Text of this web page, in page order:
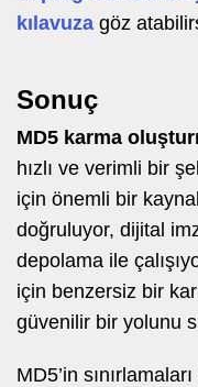
kılavuza göz
Sonuç
MD5 karma
hızlı ve verimli bir
için önemli bir
doğruluyor, dijital
depolama ile
için benzersiz bir
güvenilir bir yolunu
MD5’in